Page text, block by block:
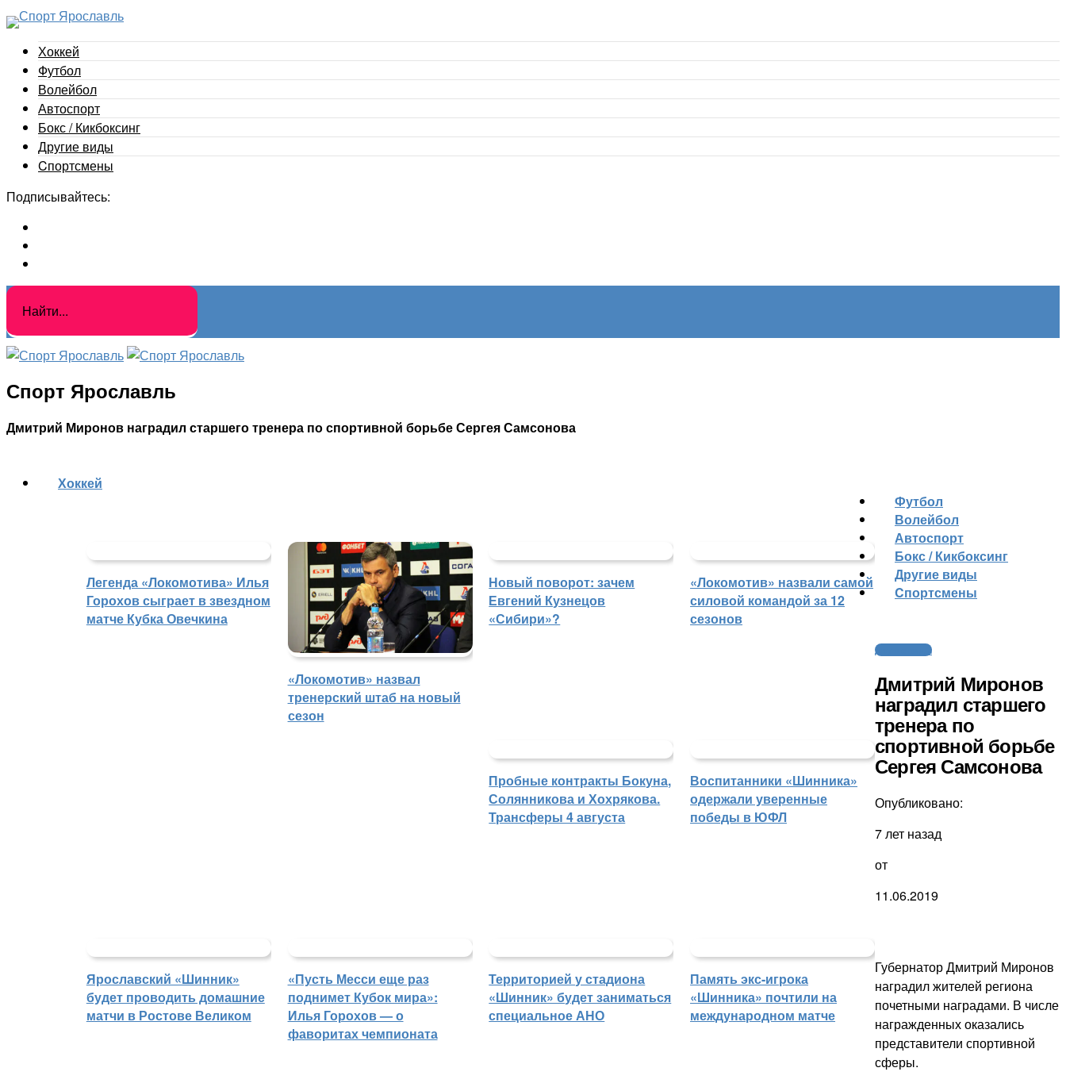
Хоккей
Футбол
Волейбол
Автоспорт
Бокс / Кикбоксинг
Другие виды
Cпортсмены
Подписывайтесь:
Спорт Ярославль
Дмитрий Миронов наградил старшего тренера по спортивной борьбе Сергея Самсонова
Хоккей
Легенда «Локомотива» Илья
Горохов сыграет в звездном
матче Кубка Овечкина
«Локомотив» назвал
тренерский штаб на новый
сезон
Новый поворот: зачем
Евгений Кузнецов
«Сибири»?
«Локомотив» назвали самой
силовой командой за 12
сезонов
Пробные контракты Бокуна,
Солянникова и Хохрякова.
Трансферы 4 августа
Футбол
Воспитанники «Шинника»
одержали уверенные
победы в ЮФЛ
Ярославский «Шинник»
будет проводить домашние
матчи в Ростове Великом
«Пусть Месси еще раз
поднимет Кубок мира»:
Илья Горохов — о
фаворитах чемпионата
Территорией у стадиона
«Шинник» будет заниматься
специальное АНО
Память экс-игрока
«Шинника» почтили на
международном матче
Волейбол
Автоспорт
Бокс / Кикбоксинг
Другие виды
Cпортсмены
Другие виды
Дмитрий Миронов
наградил старшего
тренера по
спортивной борьбе
Сергея Самсонова
Опубликовано:
7 лет назад
от
11.06.2019
Губернатор Дмитрий Миронов
наградил жителей региона
почетными наградами. В числе
награжденных оказались
представители спортивной
сферы.